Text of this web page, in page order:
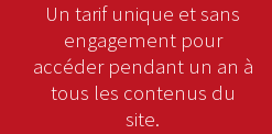
Un tarif unique et sans
engagement pour
accéder pendant un an à
tous les contenus du
site.